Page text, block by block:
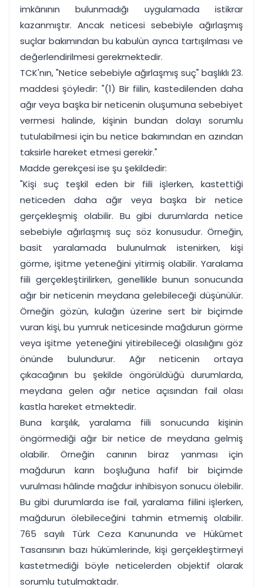
imkânının bulunmadığı uygulamada istikrar
kazanmıştır. Ancak neticesi sebebiyle ağırlaşmış
suçlar bakımından bu kabulün ayrıca tartışılması ve
değerlendirilmesi gerekmektedir.
TCK'nın, "Netice sebebiyle ağırlaşmış suç" başlıklı 23.
maddesi şöyledir: "(1) Bir fiilin, kastedilenden daha
ağır veya başka bir neticenin oluşumuna sebebiyet
vermesi halinde, kişinin bundan dolayı sorumlu
tutulabilmesi için bu netice bakımından en azından
taksirle hareket etmesi gerekir."
Madde gerekçesi ise şu şekildedir:
"Kişi suç teşkil eden bir fiili işlerken, kastettiği
neticeden daha ağır veya başka bir netice
gerçekleşmiş olabilir. Bu gibi durumlarda netice
sebebiyle ağırlaşmış suç söz konusudur. Örneğin,
basit yaralamada bulunulmak istenirken, kişi
görme, işitme yeteneğini yitirmiş olabilir. Yaralama
fiili gerçekleştirilirken, genellikle bunun sonucunda
ağır bir neticenin meydana gelebileceği düşünülür.
Örneğin gözün, kulağın üzerine sert bir biçimde
vuran kişi, bu yumruk neticesinde mağdurun görme
veya işitme yeteneğini yitirebileceği olasılığını göz
önünde bulundurur. Ağır neticenin ortaya
çıkacağının bu şekilde öngörüldüğü durumlarda,
meydana gelen ağır netice açısından fail olası
kastla hareket etmektedir.
Buna karşılık, yaralama fiili sonucunda kişinin
öngörmediği ağır bir netice de meydana gelmiş
olabilir. Örneğin canının biraz yanması için
mağdurun karın boşluğuna hafif bir biçimde
vurulması hâlinde mağdur inhibisyon sonucu ölebilir.
Bu gibi durumlarda ise fail, yaralama fiilini işlerken,
mağdurun ölebileceğini tahmin etmemiş olabilir.
765 sayılı Türk Ceza Kanununda ve Hükûmet
Tasarısının bazı hükümlerinde, kişi gerçekleştirmeyi
kastetmediği böyle neticelerden objektif olarak
sorumlu tutulmaktadır.